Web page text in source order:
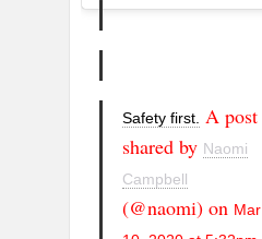
Safety first. A post
shared by Naomi
Campbell
(@naomi) on Mar